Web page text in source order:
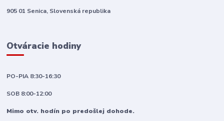
905 01 Senica, Slovenská republika
Otváracie hodiny
PO-PIA 8:30-16:30
SOB 8:00-12:00
Mimo otv. hodín po predošlej dohode.